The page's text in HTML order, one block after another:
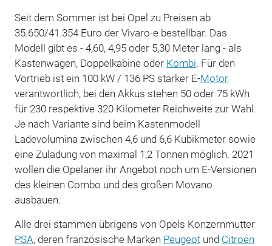
Seit dem Sommer ist bei Opel zu Preisen ab
35.650/41.354 Euro der Vivaro-e bestellbar. Das
Modell gibt es - 4,60, 4,95 oder 5,30 Meter lang - als
Kastenwagen, Doppelkabine oder Kombi. Für den
Vortrieb ist ein 100 kW / 136 PS starker E-Motor
verantwortlich, bei den Akkus stehen 50 oder 75 kWh
für 230 respektive 320 Kilometer Reichweite zur Wahl.
Je nach Variante sind beim Kastenmodell
Ladevolumina zwischen 4,6 und 6,6 Kubikmeter sowie
eine Zuladung von maximal 1,2 Tonnen möglich. 2021
wollen die Opelaner ihr Angebot noch um E-Versionen
des kleinen Combo und des großen Movano
ausbauen.
Alle drei stammen übrigens von Opels Konzernmutter
PSA, deren französische Marken Peugeotund Citroën